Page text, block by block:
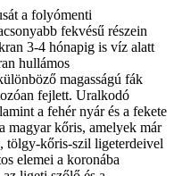
a folyómenti
fekvésű részein
3-4 hónapig is víz alatt
hullámos
magasságú fák
fejlett. Uralkodó
a fehér nyár és a fekete
magyar kőris, amelyek már
tölgy-kőris-szil ligeterdeivel
elemei a koronába